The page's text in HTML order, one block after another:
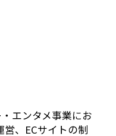
エンタメ事業にお
営、ECサイトの制